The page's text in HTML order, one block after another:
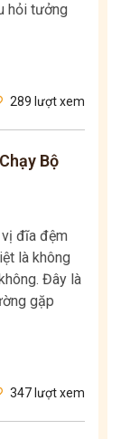
hỏi tưởng
289 lượt xem
Bộ
đĩa đệm
là không
Đây là
gặp
347 lượt xem